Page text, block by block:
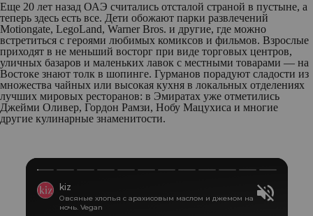
Еще 20 лет назад ОАЭ считались отсталой страной в пустыне, а
теперь здесь есть все. Дети обожают парки развлечений
Motiongate, LegoLand, Warner Bros. и другие, где можно
встретиться с героями любимых комиксов и фильмов. Взрослые
приходят в не меньший восторг при виде торговых центров,
уличных базаров и маленьких лавок с местными товарами — на
Востоке знают толк в шопинге. Гурманов порадуют сладости из
множества чайных или высокая кухня в локальных отделениях
лучших мировых ресторанов: в Эмиратах уже отметились
Джейми Оливер, Гордон Рамзи, Нобу Мацухиса и многие
другие кулинарные знаменитости.